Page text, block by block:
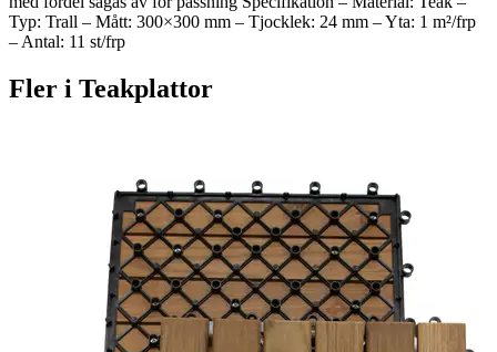
Typ: Trall – Mått: 300×300 mm – Tjocklek: 24 mm – Yta: 1 m²/frp
– Antal: 11 st/frp
Fler i Teakplattor